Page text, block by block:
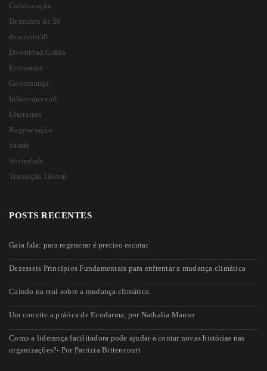
Colaboração
Desconto de 50
desconto50
Download Grátis
Economia
Governança
Infantojuvenil
Literatura
Regeneração
Saúde
Sociedade
Transição Global
POSTS RECENTES
Gaia fala: para regenerar é preciso escutar
Dezesseis Princípios Fundamentais para enfrentar a mudança climática
Caindo na real sobre a mudança climática
Um convite a prática de Ecodarma, por Nathalia Manso
Como a liderança facilitadora pode ajudar a contar novas histórias nas
organizações?- Por Patrizia Bittencourt